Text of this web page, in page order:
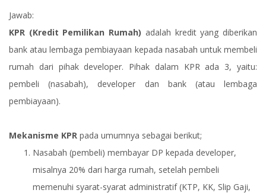
Jawab:
KPR (Kredit Pemilikan Rumah) adalah kredit yang diberikan
bank atau lembaga pembiayaan kepada nasabah untuk membeli
rumah dari pihak developer. Pihak dalam KPR ada 3, yaitu:
pembeli (nasabah), developer dan bank (atau lembaga
pembiayaan).
Mekanisme KPR pada umumnya sebagai berikut;
Nasabah (pembeli) membayar DP kepada developer,
misalnya 20% dari harga rumah, setelah pembeli
memenuhi syarat-syarat administratif (KTP, KK, Slip Gaji,